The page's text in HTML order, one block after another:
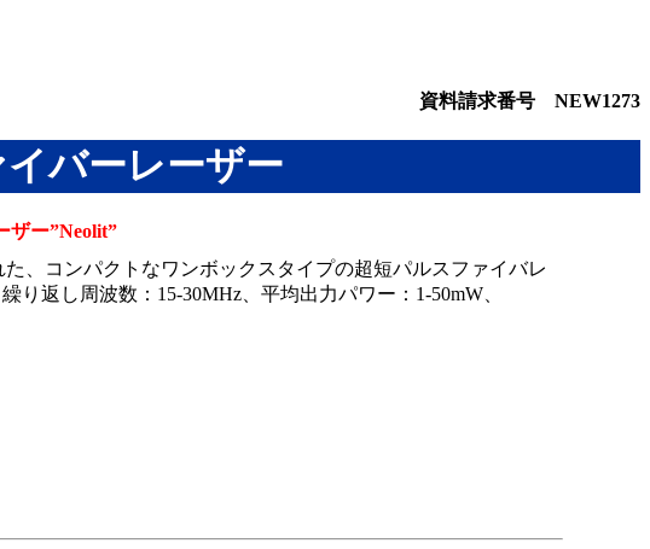
資料請求番号 NEW1273
バーレーザー
ザー”Neolit”
、コンパクトなワンボックスタイプの超短パルスファイバレ
り返し周波数：15-30MHz、平均出力パワー：1-50mW、